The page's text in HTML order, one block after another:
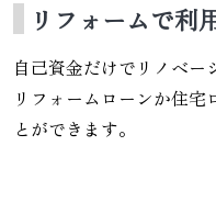
リフォームで利
自己資金だけでリノベー
リフォームローンか住
とができます。